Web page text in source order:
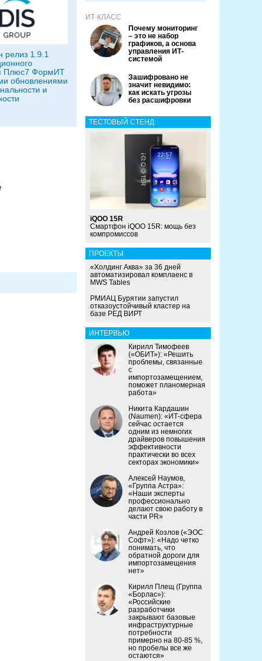
релиз 1.9.1
Плюс7 ФормИТ
обновлениями
и
ИТ-КЛАСС
Почему мониторинг
– это не набор
графиков, а основа
управления ИТ-
системой
Зашифровано не
значит невидимо:
как искать угрозы
без расшифровки
ТЕСТОВЫЙ СТЕНД
iQOO 15R
Смартфон iQOO 15R: мощь без
компромиссов
ПРОЕКТЫ
«Холдинг Аква» за 36 дней
автоматизировал комплаенс в
MWS Tables
РМИАЦ Бурятии запустил
отказоустойчивый кластер на
базе РЕД ВИРТ
ИНТЕРВЬЮ
Кирилл Тимофеев
(«ОБИТ»): «Решить
проблемы, связанные
с
импортозамещением,
поможет планомерная
работа»
Никита Кардашин
(Naumen): «ИТ-сфера
сейчас остается
одним из немногих
драйверов повышения
эффективности
практически во всех
секторах экономики»
Алексей Наумов,
«Группа Астра»:
«Наши эксперты
профессионально
делают свою работу в
части PR»
Андрей Козлов («ЭОС
Софт»): «Надо четко
понимать, что
обратной дороги для
импортозамещения
нет»
Кирилл Плещ (Группа
«Борлас»):
«Российские
разработчики
закрывают базовые
инфраструктурные
потребности
примерно на 80-85 %,
но пробелы все же
остаются»